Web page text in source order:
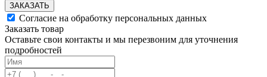
ЗАКАЗАТЬ
Согласие на обработку персональных данных
Заказать товар
Оставьте свои контакты и мы перезвоним для уточнения
подробностей